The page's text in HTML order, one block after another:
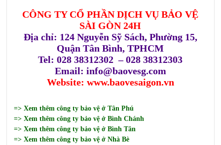
CÔNG TY CỔ PHẦN DỊCH VỤ BẢO VỆ
SÀI GÒN 24H
Địa chỉ: 124 Nguyễn Sỹ Sách, Phường 15,
Quận Tân Bình, TPHCM
Tel: 028 38312302 – 028 38312303
Email: info@baovesg.com
Website: www.baovesaigon.vn
=> Xem thêm công ty bảo vệ ở Tân Phú
=> Xem thêm công ty bảo vệ ở Bình Chánh
=> Xem thêm công ty bảo vệ ở Bình Tân
=> Xem thêm công ty bảo vệ ở Nhà Bè